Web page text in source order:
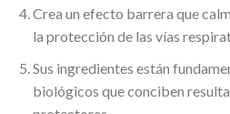
Crea un efecto barrera que
la protección de las vías
Sus ingredientes están
biológicos que conciben